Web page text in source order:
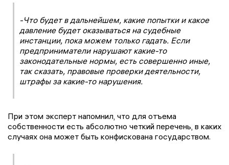
-Что будет в дальнейшем, какие попытки и какое
давление будет оказываться на судебные
инстанции, пока можем только гадать. Если
предприниматели нарушают какие-то
законодательные нормы, есть совершенно иные,
так сказать, правовые проверки деятельности,
штрафы за какие-то нарушения.
При этом эксперт напомнил, что для отъема
собственности есть абсолютно четкий перечень, в каких
случаях она может быть конфискована государством.